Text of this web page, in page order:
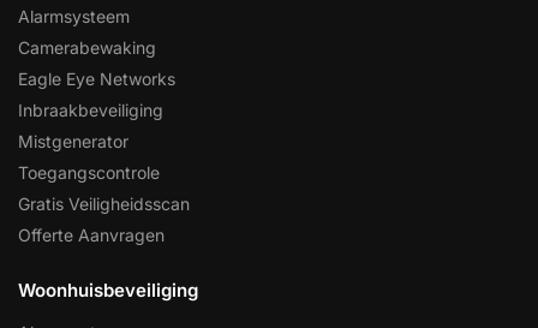
Alarmsysteem
Camerabewaking
Eagle Eye Networks
Inbraakbeveiliging
Mistgenerator
Toegangscontrole
Gratis Veiligheidsscan
Offerte Aanvragen
Woonhuisbeveiliging